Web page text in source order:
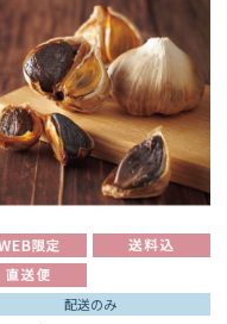
配送のみ